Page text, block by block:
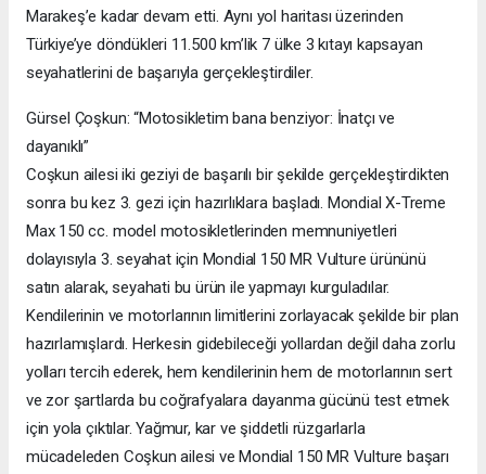
Marakeş’e kadar devam etti. Aynı yol haritası üzerinden
Türkiye’ye döndükleri 11.500 km’lik 7 ülke 3 kıtayı kapsayan
seyahatlerini de başarıyla gerçekleştirdiler.
Gürsel Çoşkun: “Motosikletim bana benziyor: İnatçı ve
dayanıklı”
Coşkun ailesi iki geziyi de başarılı bir şekilde gerçekleştirdikten
sonra bu kez 3. gezi için hazırlıklara başladı. Mondial X-Treme
Max 150 cc. model motosikletlerinden memnuniyetleri
dolayısıyla 3. seyahat için Mondial 150 MR Vulture ürününü
satın alarak, seyahati bu ürün ile yapmayı kurguladılar.
Kendilerinin ve motorlarının limitlerini zorlayacak şekilde bir plan
hazırlamışlardı. Herkesin gidebileceği yollardan değil daha zorlu
yolları tercih ederek, hem kendilerinin hem de motorlarının sert
ve zor şartlarda bu coğrafyalara dayanma gücünü test etmek
için yola çıktılar. Yağmur, kar ve şiddetli rüzgarlarla
mücadeleden Coşkun ailesi ve Mondial 150 MR Vulture başarı